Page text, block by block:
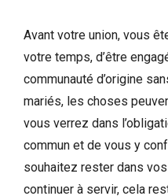
Avant votre union, vous
votre temps, d’être
communauté d’origine
mariés, les choses
vous verrez dans
commun et de vous y
souhaitez rester dans
continuer à servir, cela